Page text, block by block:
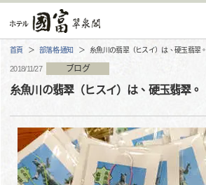
首頁 部落格·通知 糸魚川の翡翠（ヒスイ）は、硬玉翡翠。
2018/11/27 ブログ
糸魚川の翡翠（ヒスイ）は、硬玉翡翠。